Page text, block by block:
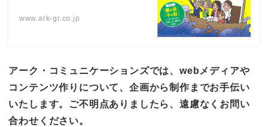
www.ark-gr.co.jp
アーク・コミュニケーションズでは、webメディアや
コンテンツ作りについて、企画から制作までお手伝い
いたします。ご不明点ありましたら、遠慮なくお問い
合わせください。